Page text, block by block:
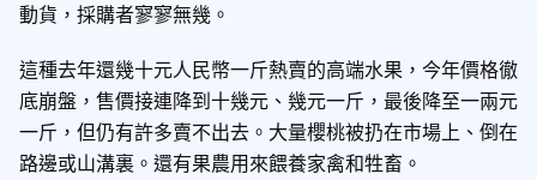
動貨，採購者寥寥無幾。
這種去年還幾十元人民幣一斤熱賣的高端水果，今年價格徹
底崩盤，售價接連降到十幾元、幾元一斤，最後降至一兩元
一斤，但仍有許多賣不出去。大量櫻桃被扔在市場上、倒在
路邊或山溝裏。還有果農用來餵養家禽和牲畜。